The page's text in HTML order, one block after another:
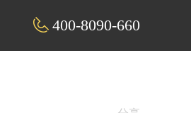
400-8090-660